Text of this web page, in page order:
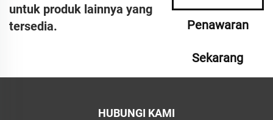
untuk produk lainnya yang
tersedia.
Penawaran
Sekarang
HUBUNGI KAMI